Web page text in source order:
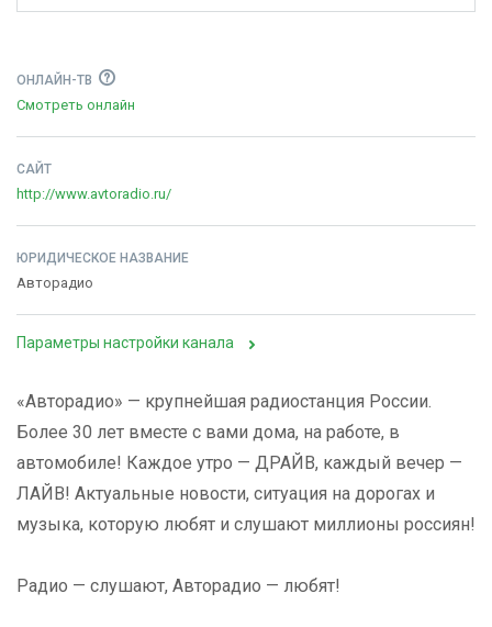
ОНЛАЙН-ТВ
Смотреть онлайн
САЙТ
http://www.avtoradio.ru/
ЮРИДИЧЕСКОЕ НАЗВАНИЕ
Авторадио
Параметры настройки канала
«Авторадио» — крупнейшая радиостанция России.
Более 30 лет вместе с вами дома, на работе, в
автомобиле! Каждое утро — ДРАЙВ, каждый вечер —
ЛАЙВ! Актуальные новости, ситуация на дорогах и
музыка, которую любят и слушают миллионы россиян!
Радио — слушают, Авторадио — любят!